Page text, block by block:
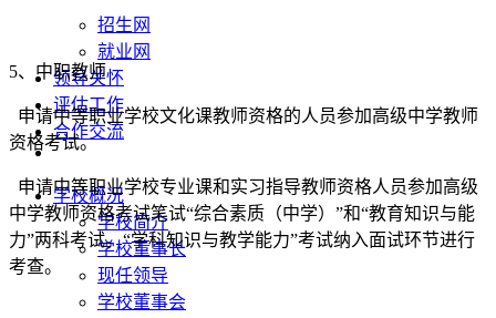
招生网
就业网
领导关怀
评估工作
合作交流
学校概况
学校简介
学校董事长
现任领导
学校董事会
5、中职教师
申请中等职业学校文化课教师资格的人员参加高级中学教师
资格考试。
申请中等职业学校专业课和实习指导教师资格人员参加高级
中学教师资格考试笔试“综合素质（中学）”和“教育知识与能
力”两科考试。“学科知识与教学能力”考试纳入面试环节进行
考查。